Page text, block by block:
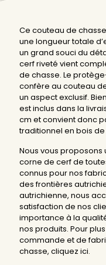
Ce couteau de
une longueur totale
un grand souci du
cerf riveté vient
de chasse. Le
confère au couteau
un aspect exclusif.
est inclus dans la
cm et convient donc
traditionnel en bois
Nous vous proposons
corne de cerf de
connus pour nos
des frontières
autrichienne, nous
satisfaction de nos
importance à la
nos produits. Pour
commande et de
chasse, cliquez ici.